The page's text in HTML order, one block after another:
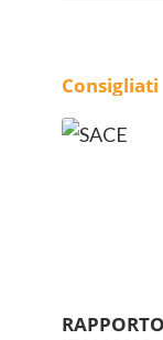
Consigliati